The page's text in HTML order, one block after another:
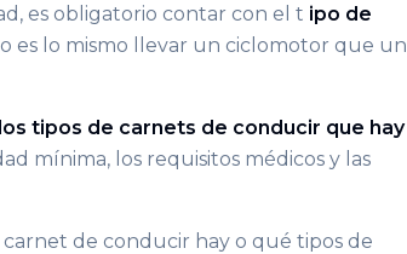
es obligatorio contar con el t ipo de
es lo mismo llevar un ciclomotor que un
tipos de carnets de conducir que hay
mínima, los requisitos médicos y las
de conducir hay o qué tipos de